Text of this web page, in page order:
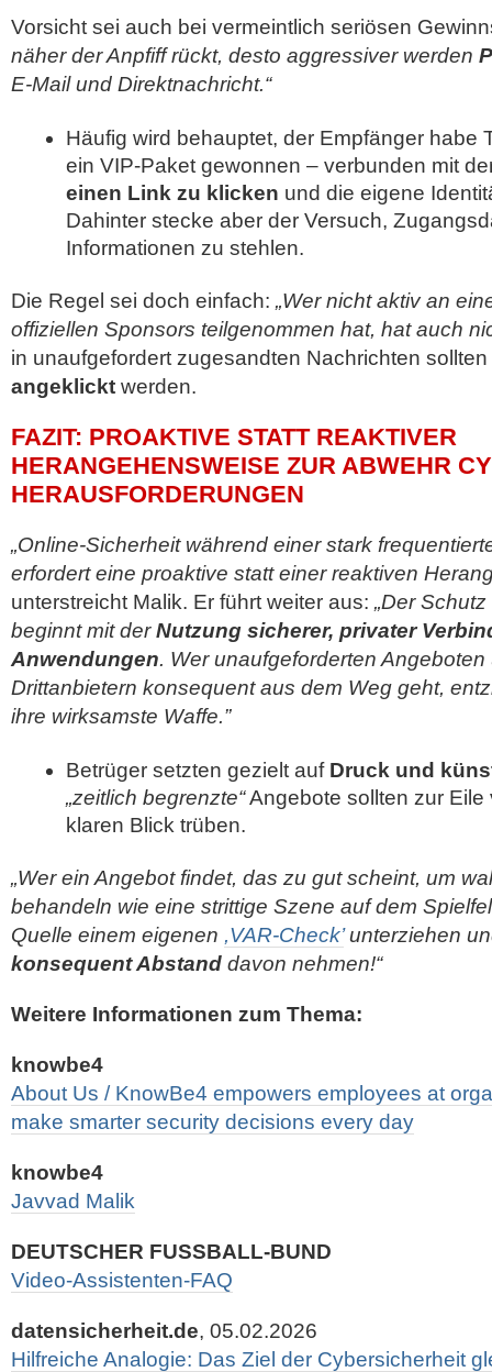
Vorsicht sei auch bei vermeintlich seriösen
näher der Anpfiff rückt, desto aggressiver werden
E-Mail und Direktnachricht.“
Häufig wird behauptet, der Empfänger habe
ein VIP-Paket gewonnen – verbunden mit
einen Link zu klicken und die eigene
Dahinter stecke aber der Versuch,
Informationen zu stehlen.
Die Regel sei doch einfach: „Wer nicht aktiv an
offiziellen Sponsors teilgenommen hat, hat auch
in unaufgefordert zugesandten Nachrichten sollten
angeklickt werden.
FAZIT: PROAKTIVE STATT REAKTIVER
HERANGEHENSWEISE ZUR ABWEHR
HERAUSFORDERUNGEN
„Online-Sicherheit während einer stark
erfordert eine proaktive statt einer reaktiven
unterstreicht Malik. Er führt weiter aus: „Der
beginnt mit derNutzung sicherer, privater
Anwendungen. Wer unaufgeforderten
Drittanbietern konsequent aus dem Weg geht,
ihre wirksamste Waffe.”
Betrüger setzten gezielt aufDruck und
„zeitlich begrenzte“Angebote sollten zur Eile
klaren Blick trüben.
„Wer ein Angebot findet, das zu gut scheint, um
behandeln wie eine strittige Szene auf dem
Quelle einem eigenen ,VAR-Check’unterziehen
konsequent Abstand davon nehmen!“
Weitere Informationen zum Thema:
knowbe4
About Us / KnowBe4 empowers employees at
make smarter security decisions every day
knowbe4
Javvad Malik
DEUTSCHER FUSSBALL-BUND
Video-Assistenten-FAQ
datensicherheit.de, 05.02.2026
Hilfreiche Analogie: Das Ziel der Cybersicherheit